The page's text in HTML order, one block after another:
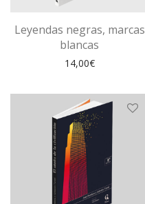
Leyendas negras, marcas
blancas
14,00€